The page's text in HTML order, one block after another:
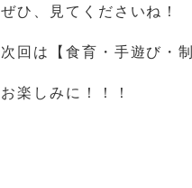
ぜひ、見てくださいね！
次回は【食育・手遊び・
お楽しみに！！！